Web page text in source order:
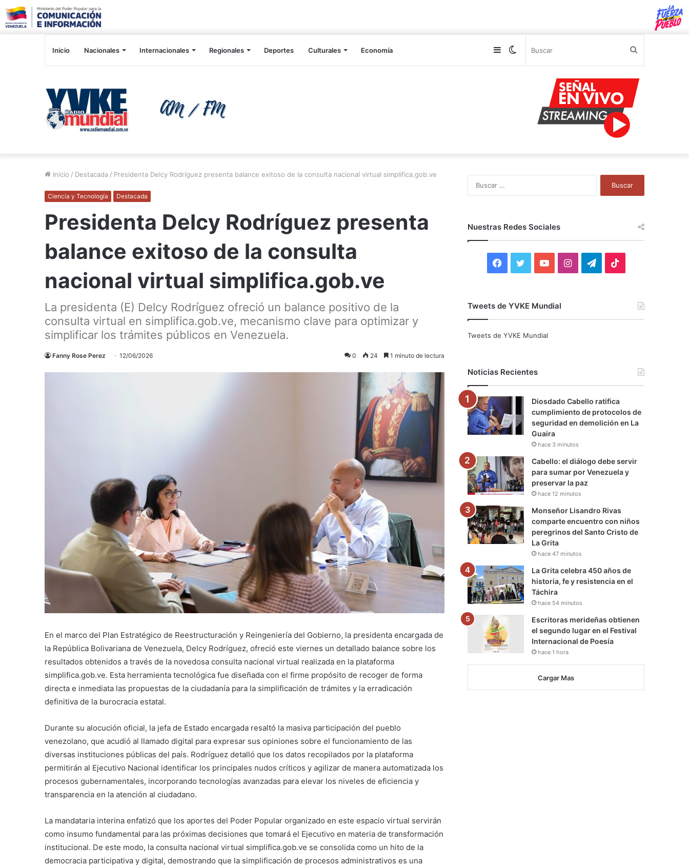
Inicio Nacionales Internacionales Regionales Deportes Culturales Economía Switch
Sidebar
Inicio / Destacada / Presidenta Delcy Rodríguez presenta balance exitoso de la consulta nacional virtual simplifica.gob.ve
Ciencia y Tecnología Destacada
Presidenta Delcy Rodríguez presenta
balance exitoso de la consulta
nacional virtual simplifica.gob.ve
La presidenta (E) Delcy Rodríguez ofreció un balance positivo de la
consulta virtual en simplifica.gob.ve, mecanismo clave para optimizar y
simplificar los trámites públicos en Venezuela.
Fanny Rose Perez 12/06/2026 0 24 1 minuto de lectura
En el marco del Plan Estratégico de Reestructuración y Reingeniería del Gobierno, la presidenta encargada de
la República Bolivariana de Venezuela, Delcy Rodríguez, ofreció este viernes un detallado balance sobre los
resultados obtenidos a través de la novedosa consulta nacional virtual realizada en la plataforma
simplifica.gob.ve. Esta herramienta tecnológica fue diseñada con el firme propósito de recoger de forma
directa e inmediata las propuestas de la ciudadanía para la simplificación de trámites y la erradicación
definitiva de la burocracia estatal.
Durante su alocución oficial, la jefa de Estado encargada resaltó la masiva participación del pueblo
venezolano, que acudió al llamado digital para expresar sus opiniones sobre el funcionamiento de las
diversas instituciones públicas del país. Rodríguez detalló que los datos recopilados por la plataforma
permitirán al Ejecutivo Nacional identificar los principales nudos críticos y agilizar de manera automatizada los
procesos gubernamentales, incorporando tecnologías avanzadas para elevar los niveles de eficiencia y
transparencia en la atención al ciudadano.
La mandataria interina enfatizó que los aportes del Poder Popular organizado en este espacio virtual servirán
como insumo fundamental para las próximas decisiones que tomará el Ejecutivo en materia de transformación
institucional. De este modo, la consulta nacional virtual simplifica.gob.ve se consolida como un hito de la
democracia participativa y digital, demostrando que la simplificación de procesos administrativos es una
Nuestras Redes Sociales
F
c
o
k
i
r
Y
u
e
I
r
a
m
T
a
m
Tweets de YVKE Mundial
Tweets de YVKE Mundial
Noticias Recientes
Diosdado Cabello ratifica
cumplimiento de protocolos de
seguridad en demolición en La
Guaira
hace 3 minutos
Cabello: el diálogo debe servir
para sumar por Venezuela y
preservar la paz
hace 12 minutos
Monseñor Lisandro Rivas
comparte encuentro con niños
peregrinos del Santo Cristo de
La Grita
hace 47 minutos
La Grita celebra 450 años de
historia, fe y resistencia en el
Táchira
hace 54 minutos
Escritoras merideñas obtienen
el segundo lugar en el Festival
Internacional de Poesía
hace 1 hora
Cargar Mas